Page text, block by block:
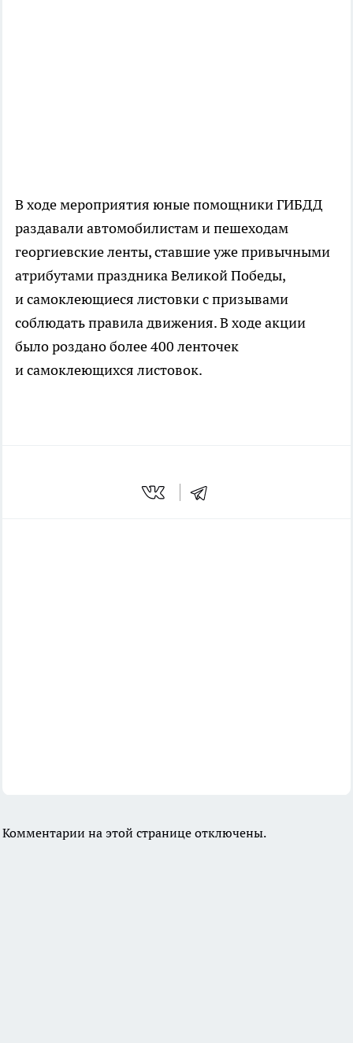
В ходе мероприятия юные помощники ГИБДД
раздавали автомобилистам и пешеходам
георгиевские ленты, ставшие уже привычными
атрибутами праздника Великой Победы,
и самоклеющиеся листовки с призывами
соблюдать правила движения. В ходе акции
было роздано более 400 ленточек
и самоклеющихся листовок.
Комментарии на этой странице отключены.